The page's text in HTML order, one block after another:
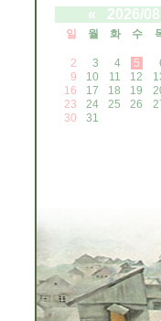
«
2026/08
일 월 화 수
2
3 4 5
9
10 11 12
16
17 18 19
23
24 25 26
30
31